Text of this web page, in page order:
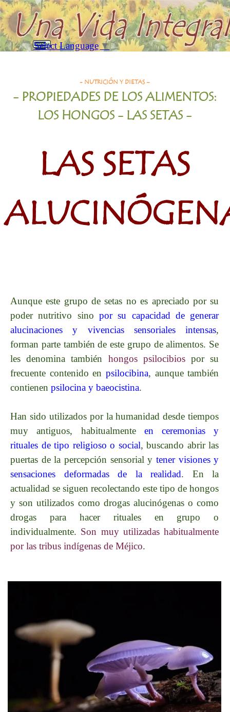
Vaya al Contenido
Saltar menú
Select Language ▼
Buscar
- NUTRICIÓN Y DIETAS–
- PROPIEDADES DE LOS ALIMENTOS:
LOS HONGOS - LAS SETAS -
LAS SETAS
Aunque este grupo de setas no es apreciado por su
poder nutritivo sino por su capacidad de generar
alucinaciones y vivencias sensoriales intensas,
forman parte también de este grupo de alimentos. Se
les denomina también hongos psilocibiospor su
frecuente contenido en psilocibina, aunque también
contienen psilocina y baeocistina.
Han sido utilizados por la humanidad desde tiempos
muy antiguos, habitualmente en ceremonias y
rituales de tipo religioso o social, buscando abrir las
puertas de la percepción sensorial y tener visiones y
sensaciones deformadas de la realidad. En la
actualidad se siguen recolectando este tipo de hongos
y son utilizados como drogas alucinógenas o como
drogas para hacer rituales en grupo o
individualmente. Son muy utilizadas habitualmente
por las tribus indígenas de Méjico.